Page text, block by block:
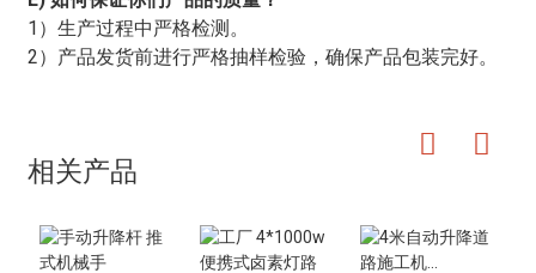
1）生产过程中严格检测。
2）产品发货前进行严格抽样检验，确保产品包装完好。
相关产品